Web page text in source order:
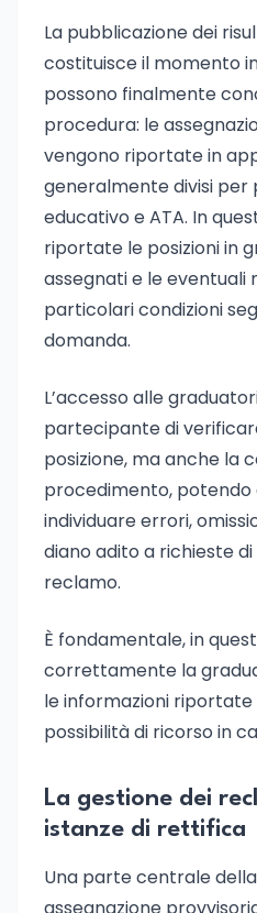
La pubblicazione dei
costituisce il momento
possono finalmente
procedura: le
vengono riportate in
generalmente divisi per
educativo e ATA. In
riportate le posizioni in
assegnati e le eventuali
particolari condizioni
domanda.
L’accesso alle
partecipante di
posizione, ma anche la
procedimento,
individuare errori,
diano adito a richieste
reclamo.
È fondamentale, in
correttamente la
le informazioni
possibilità di ricorso in
La gestione dei
istanze di rettifica
Una parte centrale